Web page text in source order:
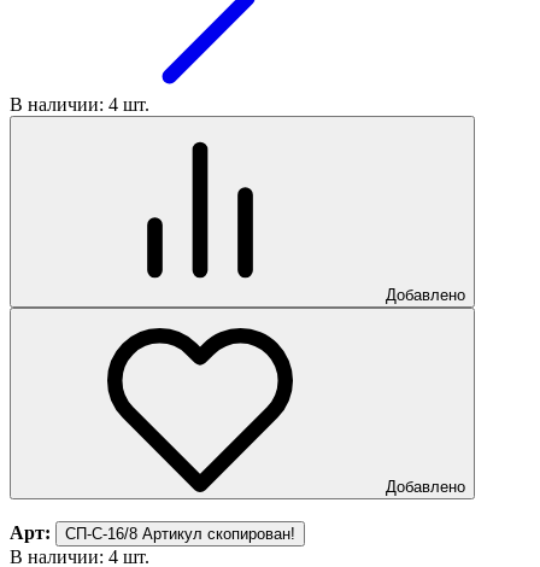
В наличии: 4 шт.
Добавлено
Добавлено
Арт: СП-С-16/8 Артикул скопирован!
В наличии: 4 шт.